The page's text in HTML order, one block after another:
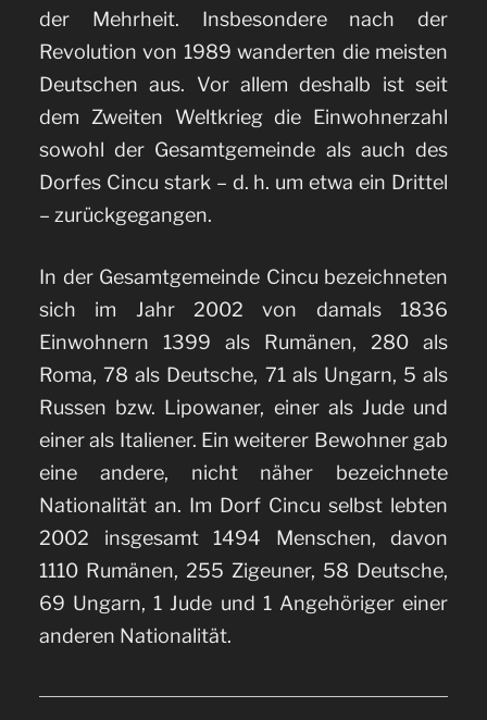
der Mehrheit. Insbesondere nach der
Revolution von 1989 wanderten die meisten
Deutschen aus. Vor allem deshalb ist seit
dem Zweiten Weltkrieg die Einwohnerzahl
sowohl der Gesamtgemeinde als auch des
Dorfes Cincu stark – d. h. um etwa ein Drittel
– zurückgegangen.
In der Gesamtgemeinde Cincu bezeichneten
sich im Jahr 2002 von damals 1836
Einwohnern 1399 als Rumänen, 280 als
Roma, 78 als Deutsche, 71 als Ungarn, 5 als
Russen bzw. Lipowaner, einer als Jude und
einer als Italiener. Ein weiterer Bewohner gab
eine andere, nicht näher bezeichnete
Nationalität an. Im Dorf Cincu selbst lebten
2002 insgesamt 1494 Menschen, davon
1110 Rumänen, 255 Zigeuner, 58 Deutsche,
69 Ungarn, 1 Jude und 1 Angehöriger einer
anderen Nationalität.